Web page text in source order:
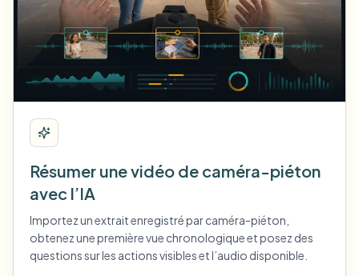
Résumer une vidéo de caméra-piéton
avec l’IA
Importez un extrait enregistré par caméra-piéton,
obtenez une première vue chronologique et posez des
questions sur les actions visibles et l’audio disponible.